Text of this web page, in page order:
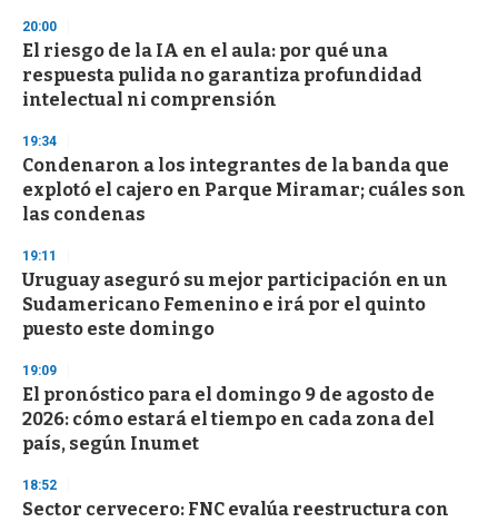
s
e
c
o
n
20:00
El riesgo de la IA en el aula: por qué una
respuesta pulida no garantiza profundidad
intelectual ni comprensión
19:34
Condenaron a los integrantes de la banda que
explotó el cajero en Parque Miramar; cuáles son
las condenas
19:11
Uruguay aseguró su mejor participación en un
Sudamericano Femenino e irá por el quinto
puesto este domingo
19:09
El pronóstico para el domingo 9 de agosto de
2026: cómo estará el tiempo en cada zona del
país, según Inumet
18:52
Sector cervecero: FNC evalúa reestructura con